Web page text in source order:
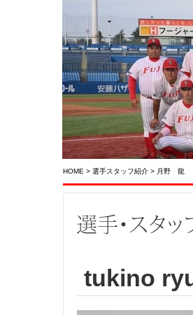
HOME > 選手スタッフ紹介 > 月野 龍
tukino